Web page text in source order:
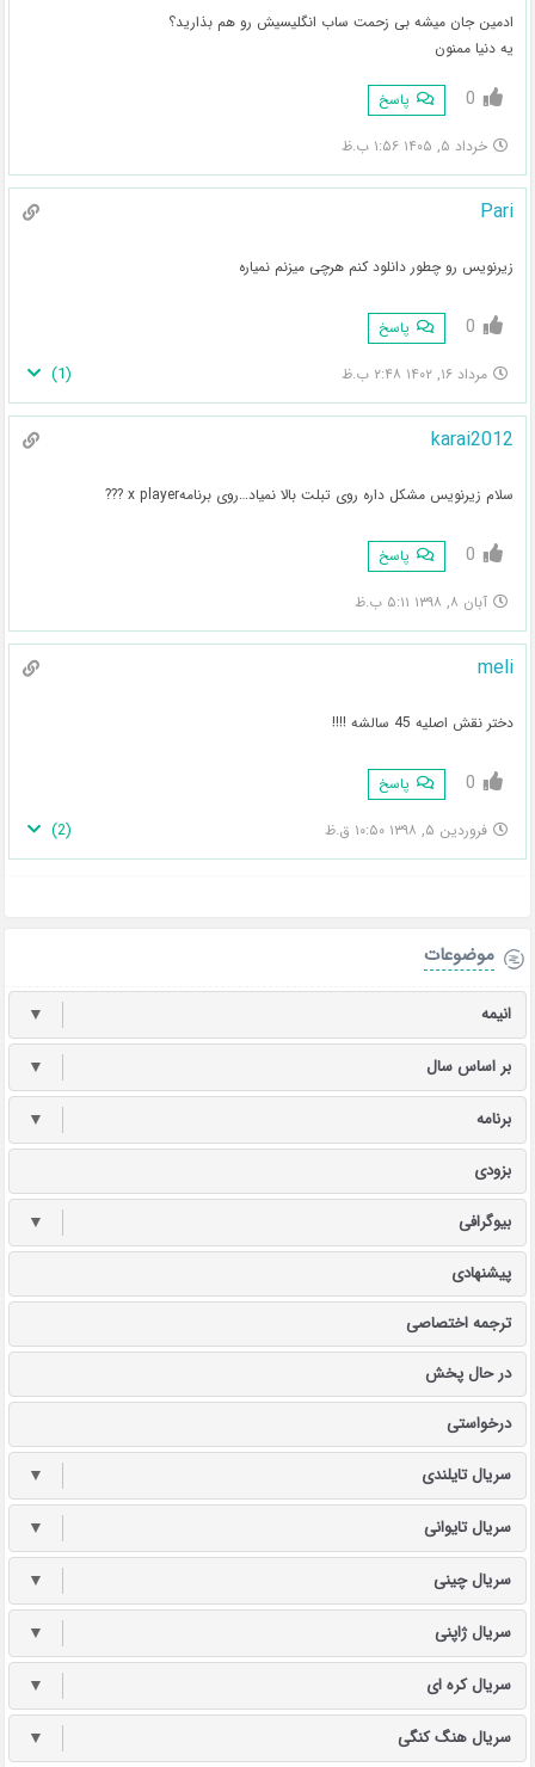
ادمین جان میشه بی زحمت ساب انگلیسیش رو هم بذارید؟
یه دنیا ممنون
0 پاسخ
خرداد ۵, ۱۴۰۵ ۱:۵۶ ب.ظ
Pari
زیرنویس رو چطور دانلود کنم هرچی میزنم نمیاره
0 پاسخ
مرداد ۱۶, ۱۴۰۲ ۲:۴۸ ب.ظ (
1
)
karai2012
سلام زیرنویس مشکل داره روی تبلت بالا نمیاد…روی برنامهx player ???
0 پاسخ
آبان ۸, ۱۳۹۸ ۵:۱۱ ب.ظ
meli
دختر نقش اصلیه 45 سالشه !!!!
0 پاسخ
فروردین ۵, ۱۳۹۸ ۱۰:۵۰ ق.ظ (
2
)
موضوعات
انیمه ▼
بر اساس سال ▼
برنامه ▼
بزودی
بیوگرافی ▼
پیشنهادی
ترجمه اختصاصی
در حال پخش
درخواستی
سریال تایلندی ▼
سریال تایوانی ▼
سریال چینی ▼
سریال ژاپنی ▼
سریال کره ای ▼
سریال هنگ کنگی ▼